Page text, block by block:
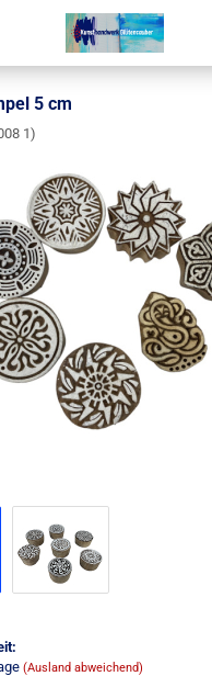
5 cm
1)
(Ausland abweichend)